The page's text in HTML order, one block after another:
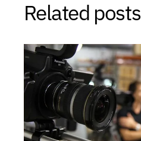
Related posts